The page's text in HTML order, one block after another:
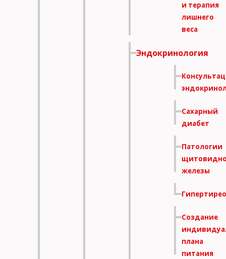
и терапия
лишнего
веса
Эндокринология
Сахарный
диабет
Патологии
железы
Создание
плана
питания